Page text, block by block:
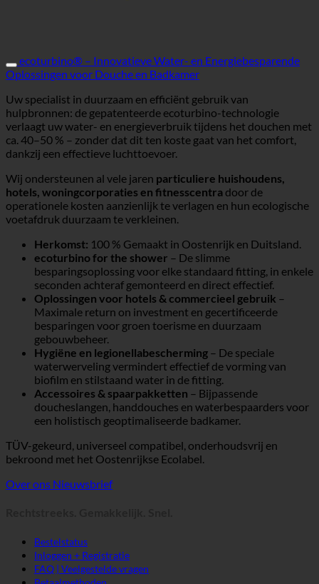
ecoturbino® – Innovatieve Water- en Energiebesparende
Oplossingen voor Douche en Badkamer
Uw specialist in duurzaam en efficiënt gebruik van
hulpbronnen: de gepatenteerde ecoturbino-technologie
verlaagt uw water- en energieverbruik tijdens het douchen met
ca. 40–50 % – zonder dat dit ten koste gaat van het comfort,
dankzij een effectieve luchttoevoer.
Wij ondersteunen al vele jaren particuliere huishoudens,
hotels, woningcorporaties en fitnesscentra door de
operationele kosten aanzienlijk te verlagen en hun ecologische
voetafdruk duurzaam te verkleinen.
Herkomst: 100 % Gemaakt in Oostenrijk en Duitsland.
ecoturbino for the shower – De slimme
besparingsoplossing voor elke standaard fitting, in enkele
seconden achteraf gemonteerd en direct effectief.
Oplossingen voor hotels & commercieel gebruik –
Maximale return on investment en gecertificeerde
besparingen voor groen toerisme en duurzaam
gebouwbeheer.
Hygiëne en legionellabescherming – De speciale
waterwerveling vermindert effectief de vorming van
biofilm en stilstaand water in de fitting.
Accessoires & spaarpakketten – Bijpassende
doucheslangen, handdouches en waterbespaarders voor
een holistisch geoptimaliseerde badkamer.
TÜV-gekeurd, universeel compatibel, onderhoudsvrij en
bekroond met het Oostenrijkse Ecolabel.
Over ons Nieuwsbrief
Bestelstatus
Inloggen + Registratie
FAQ | Veelgestelde vragen